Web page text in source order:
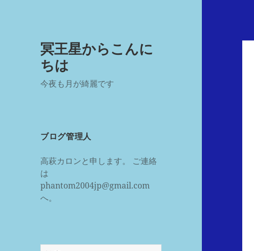
冥王星からこんに
ちは
今夜も月が綺麗です
ブログ管理人
高萩カロンと申します。 ご連絡
は
phantom2004jp@gmail.com
へ。